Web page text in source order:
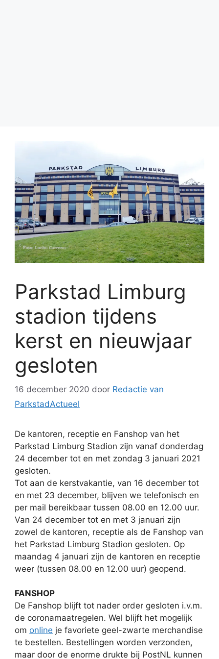
Parkstad Limburg
stadion tijdens
kerst en nieuwjaar
gesloten
16 december 2020 door Redactie van
ParkstadActueel
De kantoren, receptie en Fanshop van het
Parkstad Limburg Stadion zijn vanaf donderdag
24 december tot en met zondag 3 januari 2021
gesloten.
Tot aan de kerstvakantie, van 16 december tot
en met 23 december, blijven we telefonisch en
per mail bereikbaar tussen 08.00 en 12.00 uur.
Van 24 december tot en met 3 januari zijn
zowel de kantoren, receptie als de Fanshop van
het Parkstad Limburg Stadion gesloten. Op
maandag 4 januari zijn de kantoren en receptie
weer (tussen 08.00 en 12.00 uur) geopend.
FANSHOP
De Fanshop blijft tot nader order gesloten i.v.m.
de coronamaatregelen. Wel blijft het mogelijk
om online je favoriete geel-zwarte merchandise
te bestellen. Bestellingen worden verzonden,
maar door de enorme drukte bij PostNL kunnen